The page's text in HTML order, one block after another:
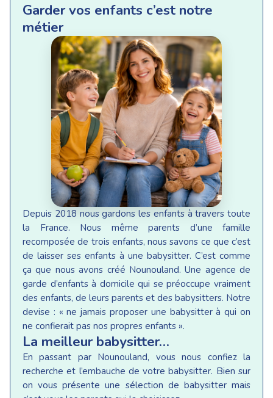
Garder vos enfants c’est notre
métier
Depuis 2018 nous gardons les enfants à travers toute
la France. Nous même parents d’une famille
recomposée de trois enfants, nous savons ce que c’est
de laisser ses enfants à une babysitter. C’est comme
ça que nous avons créé Nounouland. Une agence de
garde d’enfants à domicile qui se préoccupe vraiment
des enfants, de leurs parents et des babysitters. Notre
devise : « ne jamais proposer une babysitter à qui on
ne confierait pas nos propres enfants ».
La meilleur babysitter…
En passant par Nounouland, vous nous confiez la
recherche et l’embauche de votre babysitter. Bien sur
on vous présente une sélection de babysitter mais